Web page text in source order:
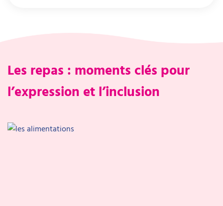
Les repas : moments clés pour
l’expression et l’inclusion